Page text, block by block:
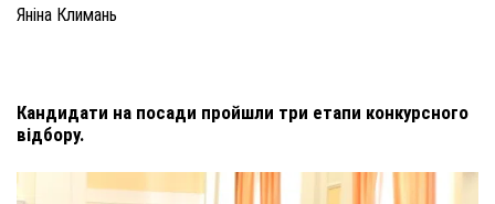
Яніна Климань
Кандидати на посади пройшли три етапи конкурсного
відбору.